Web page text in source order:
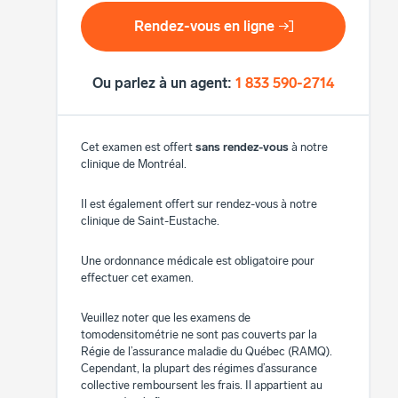
Rendez-vous en ligne
Ou parlez à un agent: 1 833 590-2714
Cet examen est offert sans rendez-vous à notre
clinique de Montréal.
Il est également offert sur rendez-vous à notre
clinique de Saint-Eustache.
Une ordonnance médicale est obligatoire pour
effectuer cet examen.
Veuillez noter que les examens de
tomodensitométrie ne sont pas couverts par la
Régie de l’assurance maladie du Québec (RAMQ).
Cependant, la plupart des régimes d’assurance
collective remboursent les frais. Il appartient au